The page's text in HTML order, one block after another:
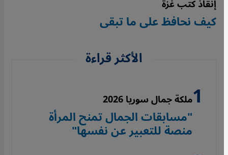
إنقاذ كتب غزة
كيف نحافظ على ما تبقى
الأكثر قراءة
ملكة جمال سوريا 2026
"مسابقات الجمال تمنح المرأة
منصة للتعبير عن نفسها"